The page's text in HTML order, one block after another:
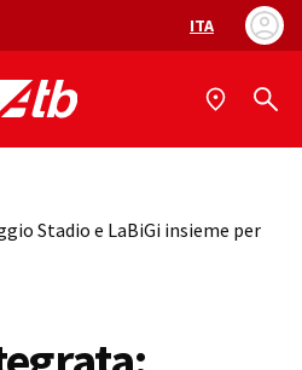
Selezione
ITA
Stadio e LaBiGi insieme per